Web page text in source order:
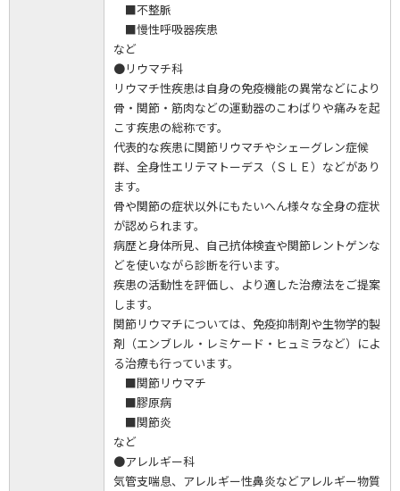
■不整脈
■慢性呼吸器疾患
など
●リウマチ科
リウマチ性疾患は自身の免疫機能の異常などにより
骨・関節・筋肉などの運動器のこわばりや痛みを起
こす疾患の総称です。
代表的な疾患に関節リウマチやシェーグレン症候
群、全身性エリテマトーデス（ＳＬＥ）などがあり
ます。
骨や関節の症状以外にもたいへん様々な全身の症状
が認められます。
病歴と身体所見、自己抗体検査や関節レントゲンな
どを使いながら診断を行います。
疾患の活動性を評価し、より適した治療法をご提案
します。
関節リウマチについては、免疫抑制剤や生物学的製
剤（エンブレル・レミケード・ヒュミラなど）によ
る治療も行っています。
■関節リウマチ
■膠原病
■関節炎
など
●アレルギー科
気管支喘息、アレルギー性鼻炎などアレルギー物質